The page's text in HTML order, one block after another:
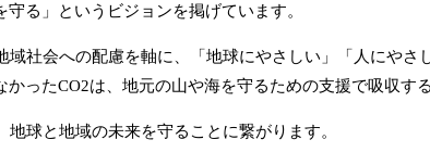
る」というビジョンを掲げています。
社会への配慮を軸に、「地球にやさしい」「人にや
ったCO2は、地元の山や海を守るための支援で吸収す
地球と地域の未来を守ることに繋がります。